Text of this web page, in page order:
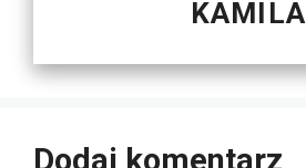
KAMILA
Dodaj komentarz